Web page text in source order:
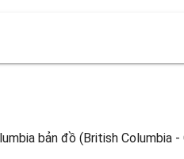
bản đồ (British